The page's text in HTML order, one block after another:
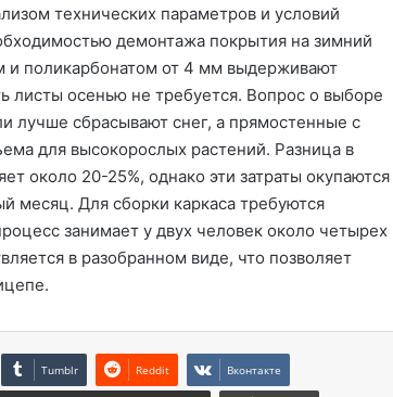
технических параметров и условий
демонтажа покрытия на зимний
и поликарбонатом от 4 мм выдерживают
листы осенью не требуется. Вопрос о выборе
сбрасывают снег, а прямостенные с
для высокорослых растений. Разница в
около 20-25%, однако эти затраты окупаются
месяц. Для сборки каркаса требуются
занимает у двух человек около четырех
в разобранном виде, что позволяет
Tumblr Reddit Вконтакте